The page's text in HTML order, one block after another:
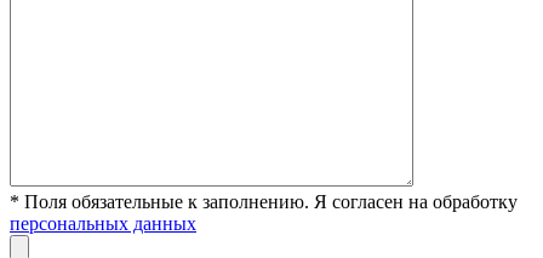
* Поля обязательные к заполнению. Я согласен на обработку
персональных данных